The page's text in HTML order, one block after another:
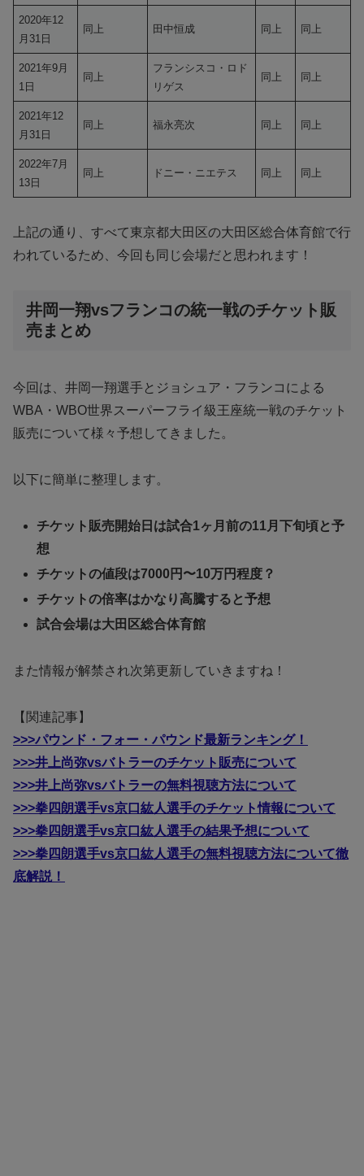
2020年12
月31日
同上 田中恒成 同上 同上
2021年9月
1日
同上
フランシスコ・ロド
リゲス
同上 同上
2021年12
月31日
同上 福永亮次 同上 同上
2022年7月
13日
同上 ドニー・ニエテス 同上 同上
上記の通り、すべて東京都大田区の大田区総合体育館で行
われているため、今回も同じ会場だと思われます！
井岡一翔vsフランコの統一戦のチケット販
売まとめ
今回は、井岡一翔選手とジョシュア・フランコによる
WBA・WBO世界スーパーフライ級王座統一戦のチケット
販売について様々予想してきました。
以下に簡単に整理します。
チケット販売開始日は試合1ヶ月前の11月下旬頃と予
想
チケットの値段は7000円〜10万円程度？
チケットの倍率はかなり高騰すると予想
試合会場は大田区総合体育館
また情報が解禁され次第更新していきますね！
【関連記事】
>>>パウンド・フォー・パウンド最新ランキング！
>>>井上尚弥vsバトラーのチケット販売について
>>>井上尚弥vsバトラーの無料視聴方法について
>>>拳四朗選手vs京口紘人選手のチケット情報について
>>>拳四朗選手vs京口紘人選手の結果予想について
>>>拳四朗選手vs京口紘人選手の無料視聴方法について徹
底解説！